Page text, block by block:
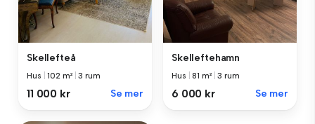
Skellefteå
Hus |102 m² |3 rum
11 000 kr Se mer
Skelleftehamn
Hus |81 m² |3 rum
6 000 kr Se mer